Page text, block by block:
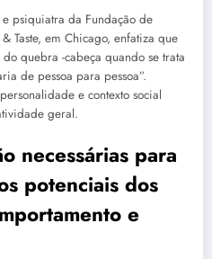
psiquiatra da Fundação de
Taste, em Chicago, enfatiza que
quebra -cabeça quando se trata
de pessoa para pessoa”.
e contexto social
geral.
necessárias para
potenciais dos
e